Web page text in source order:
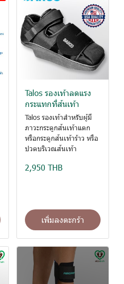
Talos รองเท้าลดแรง
กระแทกที่ส้นเท้า
Talos รองเท้าสำหรับผู้มี
ภาวะกระดูกส้นเท้าแตก
หรือกระดูกส้นเท้าร้าว หรือ
ปวดบริเวณส้นเท้า
2,950 THB
เพิ่มลงตะกร้า